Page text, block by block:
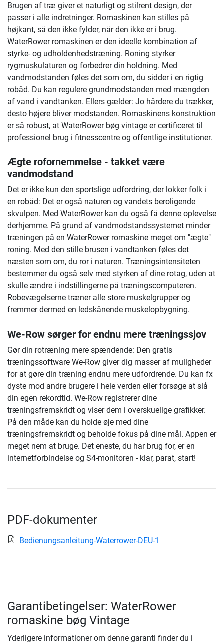
Brugen af træ giver et naturligt og stilrent design, der
passer i alle indretninger. Romaskinen kan stilles på
højkant, så den ikke fylder, når den ikke er i brug.
WaterRower romaskinen er den ideelle kombination af
styrke- og udholdenhedstræning. Roning styrker
rygmuskulaturen og forbedrer din holdning. Med
vandmodstanden føles det som om, du sidder i en rigtig
robåd. Du kan regulere grundmodstanden med mængden
af vand i vandtanken. Ellers gælder: Jo hårdere du trækker,
desto højere bliver modstanden. Romaskinens konstruktion
er så robust, at WaterRower bøg vintage er certificeret til
professionel brug i fitnesscentre og offentlige institutioner.
Ægte rofornemmelse - takket være
vandmodstand
Det er ikke kun den sportslige udfordring, der lokker folk i
en robåd: Det er også naturen og vandets beroligende
skvulpen. Med WaterRower kan du også få denne oplevelse
derhjemme. På grund af vandmodstandssystemet minder
træningen på en WaterRower romaskine meget om "ægte"
roning. Med den stille brusen i vandtanken føles det
næsten som om, du ror i naturen. Træningsintensiteten
bestemmer du også selv med styrken af dine rotag, uden at
skulle ændre i indstillingerne på træningscomputeren.
Robevægelserne træner alle store muskelgrupper og
fremmer dermed en ledskånende muskelopbygning.
We-Row sørger for endnu mere træningssjov
Gør din rotræning mere spændende: Den gratis
træningssoftware We-Row giver dig masser af muligheder
for at gøre din træning endnu mere udfordrende. Du kan fx
dyste mod andre brugere i hele verden eller forsøge at slå
din egen rekordtid. We-Row registrerer dine
træningsfremskridt og viser dem i overskuelige grafikker.
På den måde kan du holde øje med dine
træningsfremskridt og beholde fokus på dine mål. Appen er
meget nem at bruge. Det eneste, du har brug for, er en
internetforbindelse og S4-monitoren - klar, parat, start!
PDF-dokumenter
Bedienungsanleitung-Waterrower-DEU-1
Garantibetingelser: WaterRower
romaskine bøg Vintage
Yderligere informationer om denne garanti finder du i